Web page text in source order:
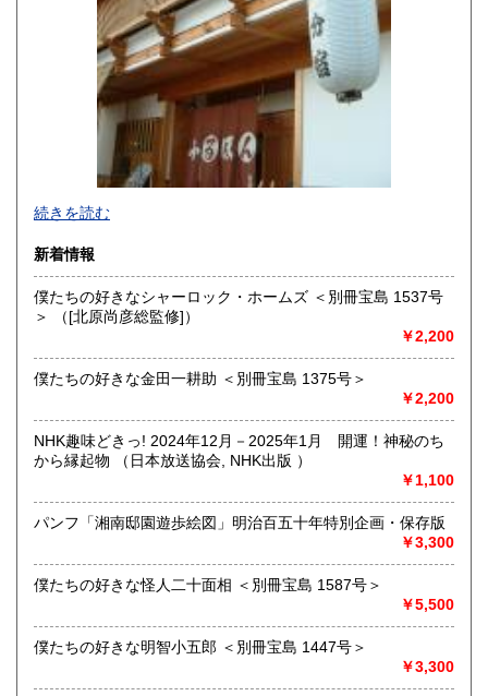
追分コロニーは「豊かな暮らし」をテーマにした「村の古本
屋」です。人が精神的に豊かな生活を送るための 様々な遊び
的「衣・食・住、アート、音楽、旅、 趣味、健康、文芸、経
済、社会、哲学、政治」 等の幅広いテーマを扱います。
「日本の古本屋」で販売している古本は、隣りの「文化磁場
油や」で一部展示販売も春～秋にしています、堀辰雄、立原
道造、加藤周一などのゆかりの土地柄です。信州にお越しの
沿線名：しなの鉄道
営業時間：12:00〜17:00
定休日：火・水曜日(夏季:毎日営業、冬季:天気次第)
◇近隣であれば書籍の買取をしています。少数であれば店へ
の持ち込み、あるいは量が多い場合はまずは電話などで相談
続きを読む
新着情報
僕たちの好きなシャーロック・ホームズ ＜別冊宝島 1537号
＞ （[北原尚彦総監修]）
￥2,200
僕たちの好きな金田一耕助 ＜別冊宝島 1375号＞
￥2,200
NHK趣味どきっ! 2024年12月－2025年1月 開運！神秘のち
から縁起物 （日本放送協会, NHK出版 ）
￥1,100
パンフ「湘南邸園遊歩絵図」明治百五十年特別企画・保存版
￥3,300
僕たちの好きな怪人二十面相 ＜別冊宝島 1587号＞
￥5,500
僕たちの好きな明智小五郎 ＜別冊宝島 1447号＞
￥3,300